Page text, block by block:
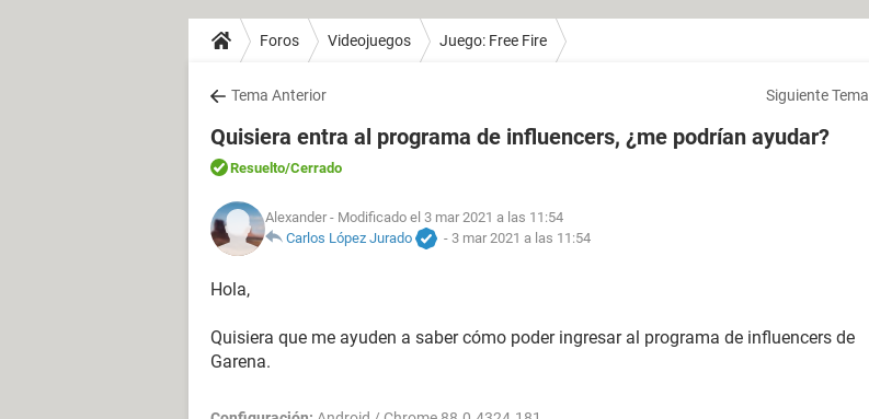
Foros Videojuegos Juego: Free Fire
Tema Anterior Siguiente Tema
Quisiera entra al programa de influencers, ¿me podrían ayudar?
Resuelto/Cerrado
Alexander - Modificado el 3 mar 2021 a las 11:54
Carlos López Jurado
- 3 mar 2021 a las 11:54
Hola,
Quisiera que me ayuden a saber cómo poder ingresar al programa de influencers de
Garena.